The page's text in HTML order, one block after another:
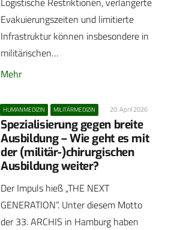
Evakuierungszeiten und limitierte
Infrastruktur können insbesondere in
militärischen…
Mehr
HUMANMEDIZIN MILITÄRMEDIZIN 20. April 2026
Spezialisierung gegen breite
Ausbildung – Wie geht es mit
der (militär-)chirurgischen
Ausbildung weiter?
Der Impuls hieß „THE NEXT
GENERATION“. Unter diesem Motto
der 33. ARCHIS in Hamburg haben